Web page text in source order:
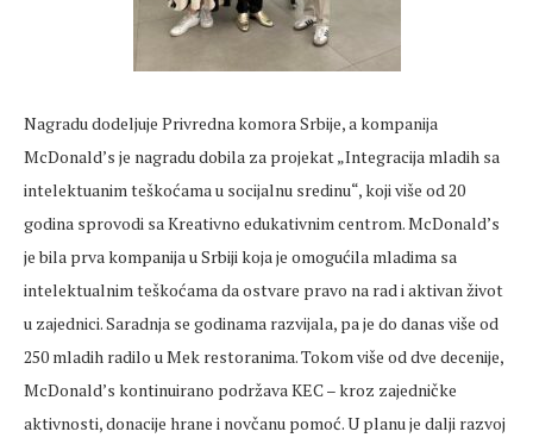
Nagradu dodeljuje Privredna komora Srbije, a kompanija
McDonald’s je nagradu dobila za projekat „Integracija mladih sa
intelektuanim teškoćama u socijalnu sredinu“, koji više od 20
godina sprovodi sa Kreativno edukativnim centrom. McDonald’s
je bila prva kompanija u Srbiji koja je omogućila mladima sa
intelektualnim teškoćama da ostvare pravo na rad i aktivan život
u zajednici. Saradnja se godinama razvijala, pa je do danas više od
250 mladih radilo u Mek restoranima. Tokom više od dve decenije,
McDonald’s kontinuirano podržava KEC – kroz zajedničke
aktivnosti, donacije hrane i novčanu pomoć. U planu je dalji razvoj